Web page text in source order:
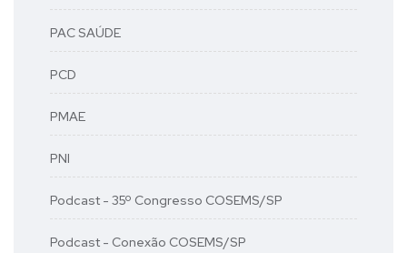
PAC SAÚDE
PCD
PMAE
PNI
Podcast - 35º Congresso COSEMS/SP
Podcast - Conexão COSEMS/SP